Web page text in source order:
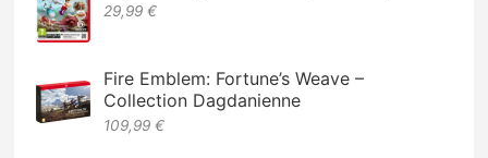
29,99 €
Fire Emblem: Fortune’s Weave –
Collection Dagdanienne
109,99 €